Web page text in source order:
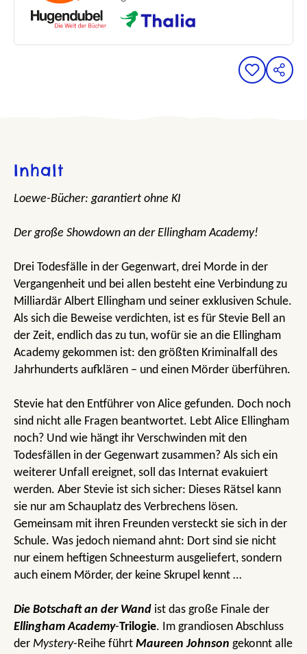
Inhalt
Loewe-Bücher: garantiert ohne KI
Der große Showdown an der Ellingham Academy!
Drei Todesfälle in der Gegenwart, drei Morde in der
Vergangenheit und bei allen besteht eine Verbindung zu
Milliardär Albert Ellingham und seiner exklusiven Schule.
Als sich die Beweise verdichten, ist es für Stevie Bell an
der Zeit, endlich das zu tun, wofür sie an die Ellingham
Academy gekommen ist: den größten Kriminalfall des
Jahrhunderts aufklären – und einen Mörder überführen.
Stevie hat den Entführer von Alice gefunden. Doch noch
sind nicht alle Fragen beantwortet. Lebt Alice Ellingham
noch? Und wie hängt ihr Verschwinden mit den
Todesfällen in der Gegenwart zusammen? Als sich ein
weiterer Unfall ereignet, soll das Internat evakuiert
werden. Aber Stevie ist sich sicher: Dieses Rätsel kann
sie nur am Schauplatz des Verbrechens lösen.
Gemeinsam mit ihren Freunden versteckt sie sich in der
Schule. Was jedoch niemand ahnt: Dort sind sie nicht
nur einem heftigen Schneesturm ausgeliefert, sondern
auch einem Mörder, der keine Skrupel kennt …
Die Botschaft an der Wand ist das große Finale der
Ellingham Academy-Trilogie. Im grandiosen Abschluss
der Mystery-Reihe führt Maureen Johnson gekonnt alle